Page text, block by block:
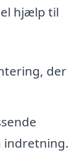
hjælp til
der
indretning.